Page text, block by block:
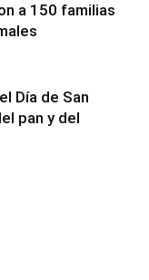
a 150 familias
Día de San
pan y del